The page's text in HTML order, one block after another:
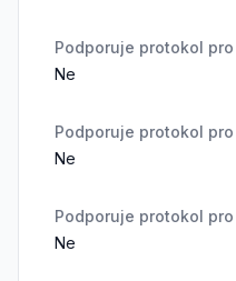
Podporuje protokol pro
Ne
Podporuje protokol
Ne
Podporuje protokol pro
Ne